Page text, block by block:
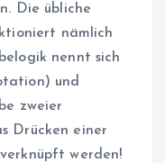
Die übliche
nämlich
nennt sich
und
zweier
Drücken einer
werden!